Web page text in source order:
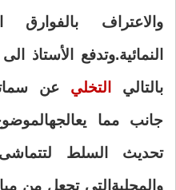
و الاعتراف
النمائية.وتدفع الأستاذ
بالتالي التخلي عن
جانب مما يعالجه
تحديث السلط لتتماشى
والمحلية التي تجعل من